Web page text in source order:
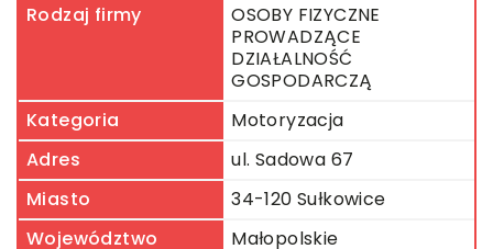
Rodzaj firmy
OSOBY FIZYCZNE
PROWADZĄCE
DZIAŁALNOŚĆ
GOSPODARCZĄ
Kategoria
Motoryzacja
Adres
ul. Sadowa 67
Miasto
34-120 Sułkowice
Województwo
Małopolskie